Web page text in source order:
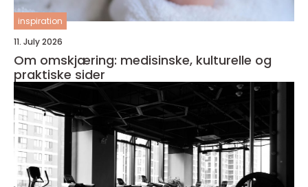
inspiration
11. July 2026
Om omskjæring: medisinske, kulturelle og
praktiske sider